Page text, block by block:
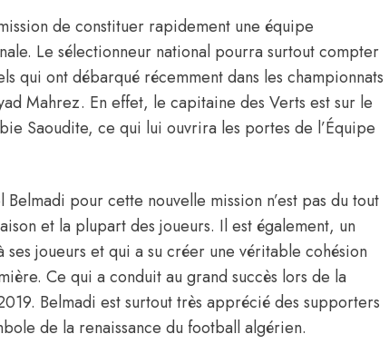
de constituer rapidement une équipe
Le sélectionneur national pourra surtout compter
qui ont débarqué récemment dans les championnats
Mahrez. En effet, le capitaine des Verts est sur le
Saoudite, ce qui lui ouvrira les portes de l’Équipe
pour cette nouvelle mission n’est pas du tout
et la plupart des joueurs. Il est également, un
joueurs et qui a su créer une véritable cohésion
Ce qui a conduit au grand succès lors de la
Belmadi est surtout très apprécié des supporters
de la renaissance du football algérien.